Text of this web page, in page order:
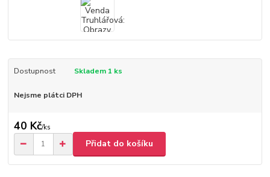
Dostupnost Skladem 1 ks
Nejsme plátci DPH
40 Kč/ks
Přidat do košíku